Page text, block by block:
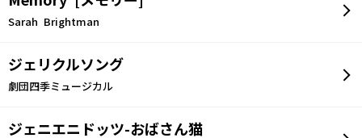
Sarah Brightman
ジェリクルソング
劇団四季ミュージカル
ジェニエニドッツ-おばさん猫